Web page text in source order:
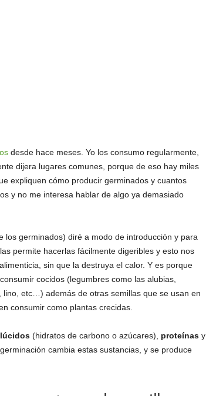
desde hace meses. Yo los consumo regularmente,
dijera lugares comunes, porque de eso hay miles
expliquen cómo producir germinados y cuantos
y no me interesa hablar de algo ya demasiado
los germinados) diré a modo de introducción y para
permite hacerlas fácilmente digeribles y esto nos
sin que la destruya el calor. Y es porque
cocidos (legumbres como las alubias,
etc…) además de otras semillas que se usan en
consumir como plantas crecidas.
(hidratos de carbono o azúcares), proteínasy
cambia estas sustancias, y se produce